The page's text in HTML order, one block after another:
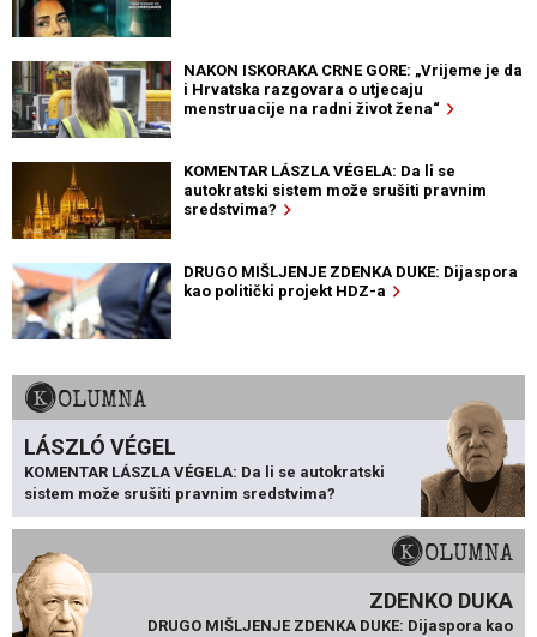
NAKON ISKORAKA CRNE GORE: „Vrijeme je da
i Hrvatska razgovara o utjecaju
menstruacije na radni život žena“
KOMENTAR LÁSZLA VÉGELA: Da li se
autokratski sistem može srušiti pravnim
sredstvima?
DRUGO MIŠLJENJE ZDENKA DUKE: Dijaspora
kao politički projekt HDZ-a
KOLUMNA
LÁSZLÓ VÉGEL
KOMENTAR LÁSZLA VÉGELA: Da li se autokratski
sistem može srušiti pravnim sredstvima?
KOLUMNA
ZDENKO DUKA
DRUGO MIŠLJENJE ZDENKA DUKE: Dijaspora kao